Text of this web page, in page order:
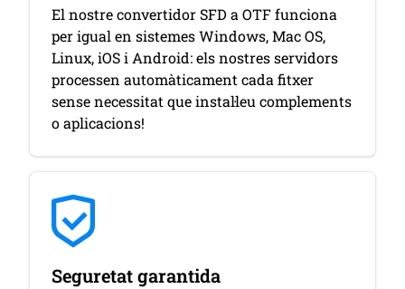
El nostre convertidor SFD a OTF funciona
per igual en sistemes Windows, Mac OS,
Linux, iOS i Android: els nostres servidors
processen automàticament cada fitxer
sense necessitat que instal·leu complements
o aplicacions!
Seguretat garantida